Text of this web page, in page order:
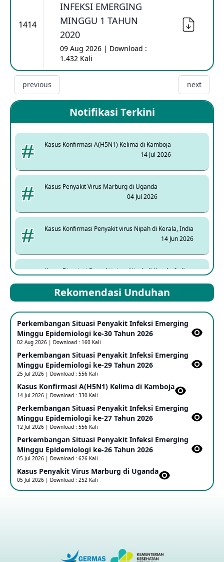
1414
INFEKSI EMERGING
MINGGU 1 TAHUN
2020
09 Aug 2026 | Download :
1.432 Kali
previous next
Notifikasi Terkini
Kasus Konfirmasi A(H5N1) Kelima di Kamboja
14 Jul 2026
Kasus Penyakit Virus Marburg di Uganda
04 Jul 2026
Kasus Konfirmasi Penyakit virus Nipah di Kerala, India
14 Jun 2026
Kasus Dicurigai Penyakit virus Nipah di Kerala, India
Mpox Clade 1b di Taiwan
25 May 2026
Update Informasi PHEIC Penyakit Ebola
23 May 2026
Penetapan Outbreak Penyakit Ebola di RD Kongo dan
Uganda Sebagai PHEIC
17 May 2026
Outbreak Penyakti Ebola di RD Kongo
16 May 2026
Kasus Konfirmasi A(H5NN6) di Cina
Rekomendasi Unduhan
Perkembangan Situasi Penyakit Infeksi Emerging
Minggu Epidemiologi ke-30 Tahun 2026
02 Aug 2026 | Download : 160 Kali
Perkembangan Situasi Penyakit Infeksi Emerging
Minggu Epidemiologi ke-29 Tahun 2026
25 Jul 2026 | Download : 556 Kali
Kasus Konfirmasi A(H5N1) Kelima di Kamboja​
14 Jul 2026 | Download : 330 Kali
Perkembangan Situasi Penyakit Infeksi Emerging
Minggu Epidemiologi ke-27 Tahun 2026
12 Jul 2026 | Download : 556 Kali
Perkembangan Situasi Penyakit Infeksi Emerging
Minggu Epidemiologi ke-26 Tahun 2026
05 Jul 2026 | Download : 626 Kali
Kasus Penyakit Virus Marburg di Uganda
05 Jul 2026 | Download : 252 Kali